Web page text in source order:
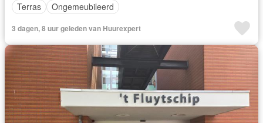
Terras
Ongemeubileerd
3 dagen, 8 uur geleden van Huurexpert